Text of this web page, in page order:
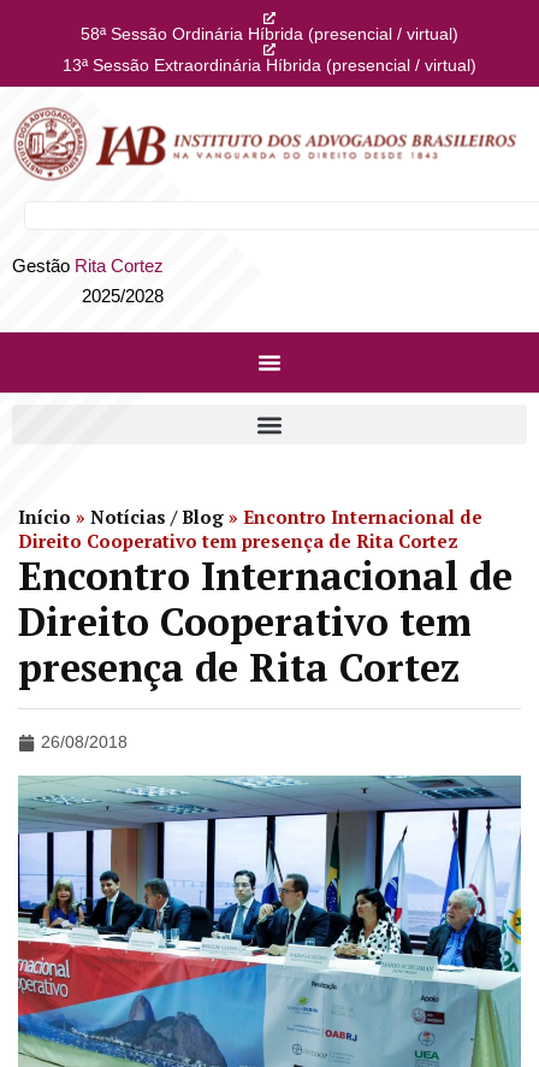
58ª Sessão Ordinária Híbrida (presencial / virtual)
13ª Sessão Extraordinária Híbrida (presencial / virtual)
Gestão Rita Cortez
2025/2028
Início » Notícias / Blog » Encontro Internacional de
Direito Cooperativo tem presença de Rita Cortez
Encontro Internacional de
Direito Cooperativo tem
presença de Rita Cortez
26/08/2018